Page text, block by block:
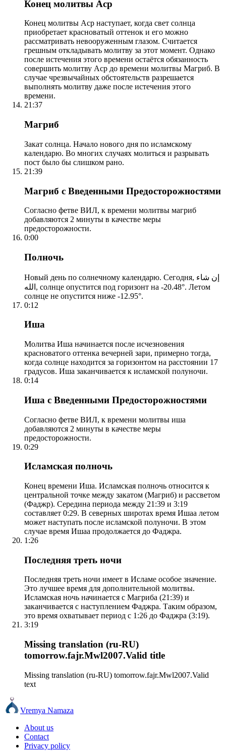
Конец молитвы Аср
Конец молитвы Аср наступает, когда свет солнца
приобретает красноватый оттенок и его можно
рассматривать невооруженным глазом. Считается
грешным откладывать молитву за этот момент. Однако
после истечения этого времени остаётся обязанность
совершить молитву Аср до времени молитвы Магриб. В
случае чрезвычайных обстоятельств разрешается
выполнять молитву даже после истечения этого
времени.
21:37
Магриб
Закат солнца. Начало нового дня по исламскому
календарю. Во многих случаях молиться и разрывать
пост было бы слишком рано.
21:39
Магриб с Введенными Предосторожностями
Согласно фетве ВИЛ, к времени молитвы магриб
добавляются 2 минуты в качестве меры
предосторожности.
0:00
Полночь
Новый день по солнечному календарю. Сегодня, إن شاء
الله, солнце опустится под горизонт на -20.48°. Летом
солнце не опустится ниже -12.95°.
0:12
Иша
Молитва Иша начинается после исчезновения
красноватого оттенка вечерней зари, примерно тогда,
когда солнце находится за горизонтом на расстоянии 17
градусов. Иша заканчивается к исламской полуночи.
0:14
Иша с Введенными Предосторожностями
Согласно фетве ВИЛ, к времени молитвы иша
добавляются 2 минуты в качестве меры
предосторожности.
0:29
Исламская полночь
Конец времени Иша. Исламская полночь относится к
центральной точке между закатом (Магриб) и рассветом
(Фаджр). Середина периода между 21:39 и 3:19
составляет 0:29. В северных широтах время Ишаа летом
может наступать после исламской полуночи. В этом
случае время Ишаа продолжается до Фаджра.
1:26
Последняя треть ночи
Последняя треть ночи имеет в Исламе особое значение.
Это лучшее время для дополнительной молитвы.
Исламская ночь начинается с Магриба (21:39) и
заканчивается с наступлением Фаджра. Таким образом,
это время охватывает период с 1:26 до Фаджра (3:19).
3:19
Missing translation (ru-RU)
tomorrow.fajr.Mwl2007.Valid title
Missing translation (ru-RU) tomorrow.fajr.Mwl2007.Valid
text
Vremya Namaza
About us
Contact
Privacy policy